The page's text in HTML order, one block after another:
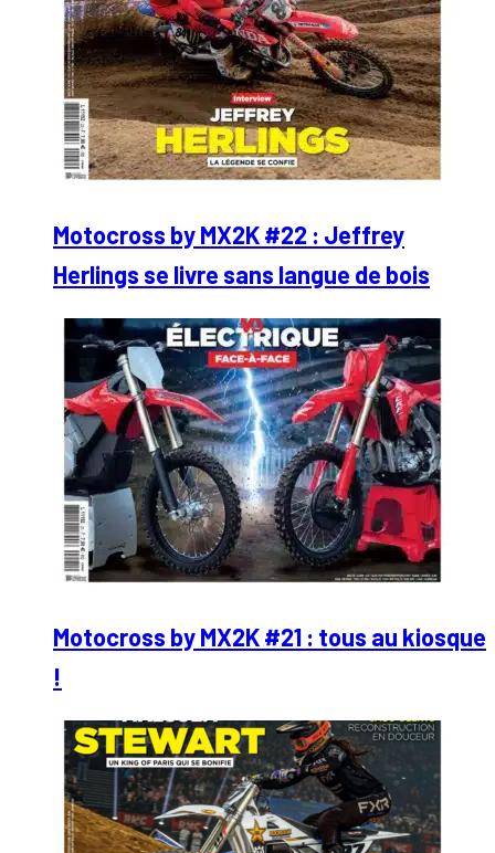
Motocross by MX2K #22 : Jeffrey
Herlings se livre sans langue de bois
Motocross by MX2K #21 : tous au kiosque
!